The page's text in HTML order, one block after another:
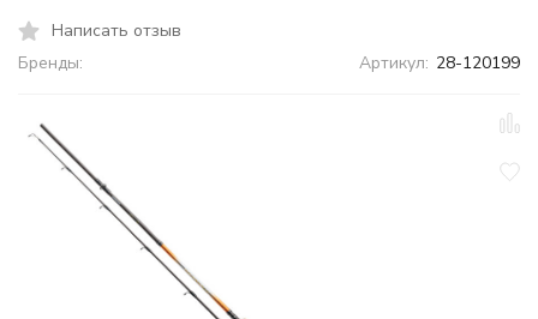
Написать отзыв
Бренды:
Артикул: 28-120199